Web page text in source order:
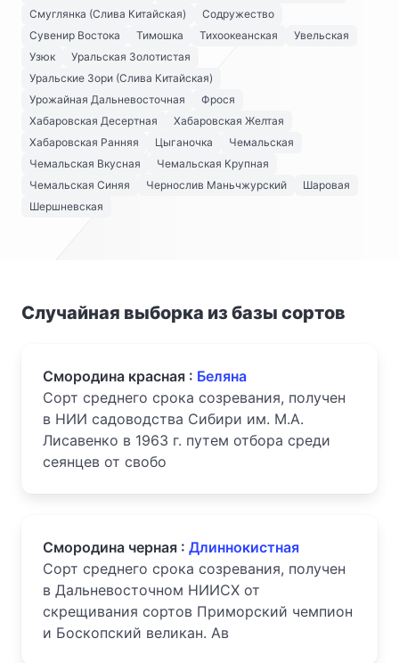
Смуглянка (Слива Китайская)
Содружество
Сувенир Востока
Тимошка Тихоокеанская
Увельская
Узюк
Уральская Золотистая
Уральские Зори (Слива Китайская)
Урожайная Дальневосточная
Фрося
Хабаровская Десертная
Хабаровская Желтая
Хабаровская Ранняя
Цыганочка
Чемальская
Чемальская Вкусная
Чемальская Крупная
Чемальская Синяя
Чернослив Маньчжурский
Шаровая
Шершневская
Случайная выборка из базы сортов
Смородина красная : Беляна
Сорт среднего срока созревания, получен
в НИИ садоводства Сибири им. М.А.
Лисавенко в 1963 г. путем отбора среди
сеянцев от свобо
Смородина черная : Длиннокистная
Сорт среднего срока созревания, получен
в Дальневосточном НИИСХ от
скрещивания сортов Приморский чемпион
и Боскопский великан. Ав